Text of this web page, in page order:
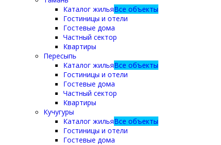
Каталог жильяВсе объекты
Гостиницы и отели
Гостевые дома
Частный сектор
Квартиры
Пересыпь
Каталог жильяВсе объекты
Гостиницы и отели
Гостевые дома
Частный сектор
Квартиры
Кучугуры
Каталог жильяВсе объекты
Гостиницы и отели
Гостевые дома